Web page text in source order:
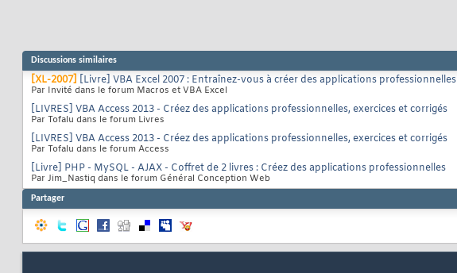
Discussions similaires
[XL-2007] [Livre] VBA Excel 2007 : Entraînez-vous à créer des applications professionnelles
Par Invité dans le forum Macros et VBA Excel
[LIVRES] VBA Access 2013 - Créez des applications professionnelles, exercices et corrigés
Par Tofalu dans le forum Livres
[LIVRES] VBA Access 2013 - Créez des applications professionnelles, exercices et corrigés
Par Tofalu dans le forum Access
[Livre] PHP - MySQL - AJAX - Coffret de 2 livres : Créez des applications professionnelles
Par Jim_Nastiq dans le forum Général Conception Web
Partager